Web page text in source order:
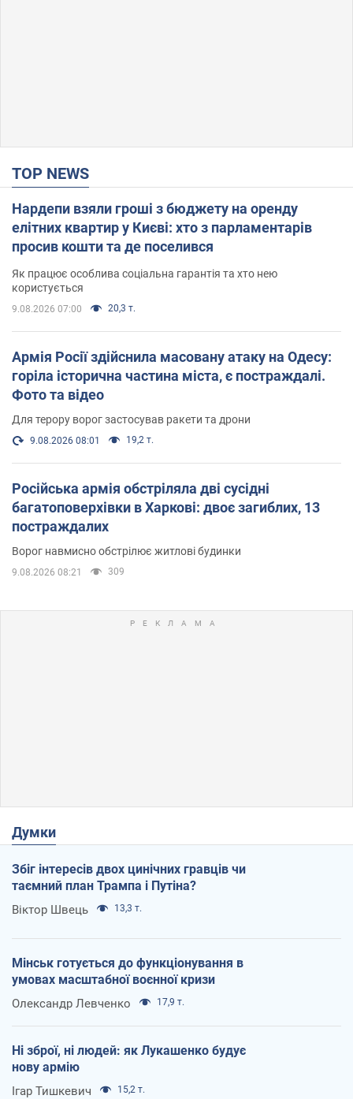
TOP NEWS
Нардепи взяли гроші з бюджету на оренду
елітних квартир у Києві: хто з парламентарів
просив кошти та де поселився
Як працює особлива соціальна гарантія та хто нею
користується
9.08.2026 07:00 20,3 т.
Армія Росії здійснила масовану атаку на Одесу:
горіла історична частина міста, є постраждалі.
Фото та відео
Для терору ворог застосував ракети та дрони
9.08.2026 08:01 19,2 т.
Російська армія обстріляла дві сусідні
багатоповерхівки в Харкові: двоє загиблих, 13
постраждалих
Ворог навмисно обстрілює житлові будинки
9.08.2026 08:21 309
Думки
Збіг інтересів двох цинічних гравців чи
таємний план Трампа і Путіна?
Віктор Швець 13,3 т.
Мінськ готується до функціонування в
умовах масштабної воєнної кризи
Олександр Левченко 17,9 т.
Ні зброї, ні людей: як Лукашенко будує
нову армію
Ігар Тишкевич 15,2 т.